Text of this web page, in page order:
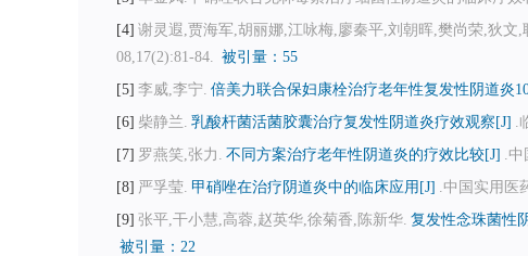
4 谢灵遐,贾海军,胡丽娜,江咏梅,廖秦平,刘朝晖,樊尚荣,狄文,
08,17(2):81-84. 被引量：55
5 李威,李宁. 倍美力联合保妇康栓治疗老年性复发性阴道炎
6 柴静兰. 乳酸杆菌活菌胶囊治疗复发性阴道炎疗效观察[J] .
7 罗燕笑,张力. 不同方案治疗老年性阴道炎的疗效比较[J] .中
8 严孚莹. 甲硝唑在治疗阴道炎中的临床应用[J] .中国实用医
9 张平,干小慧,高蓉,赵英华,徐菊香,陈新华. 复发性念珠菌性
被引量：22